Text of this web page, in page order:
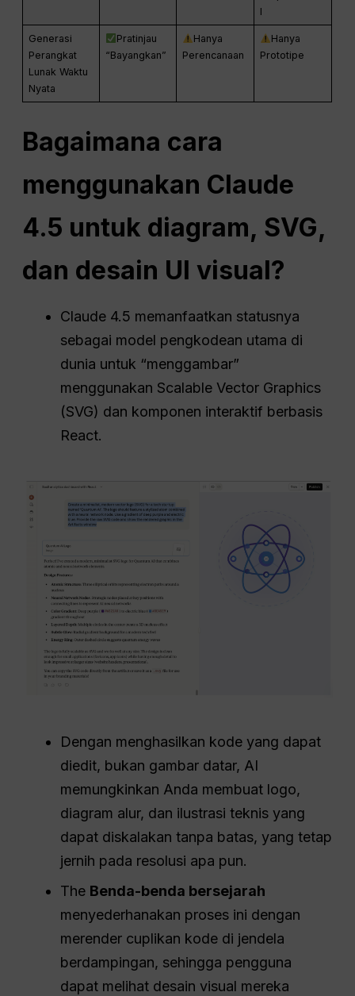
l
Generasi
Perangkat
Lunak Waktu
Nyata
Pratinjau
“Bayangkan”
Hanya
Perencanaan
Hanya
Prototipe
Bagaimana cara
menggunakan Claude
4.5 untuk diagram, SVG,
dan desain UI visual?
Claude 4.5 memanfaatkan statusnya
sebagai model pengkodean utama di
dunia untuk “menggambar”
menggunakan Scalable Vector Graphics
(SVG) dan komponen interaktif berbasis
React.
Dengan menghasilkan kode yang dapat
diedit, bukan gambar datar, AI
memungkinkan Anda membuat logo,
diagram alur, dan ilustrasi teknis yang
dapat diskalakan tanpa batas, yang tetap
jernih pada resolusi apa pun.
The Benda-benda bersejarah
menyederhanakan proses ini dengan
merender cuplikan kode di jendela
berdampingan, sehingga pengguna
dapat melihat desain visual mereka